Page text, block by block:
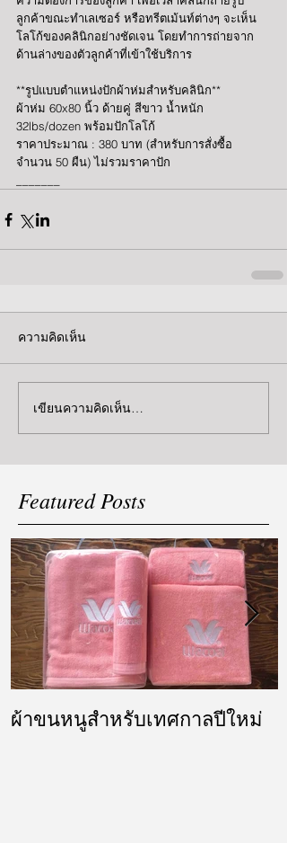
ลูกค้าขณะทำเลเซอร์ หรือทรีตเม้นท์ต่างๆ จะเห็น
โลโก้ของคลินิกอย่างชัดเจน โดยทำการถ่ายจาก
ด้านล่างของตัวลูกค้าที่เข้าใช้บริการ
**รูปแบบตำแหน่งปักผ้าห่มสำหรับคลินิก**
ผ้าห่ม 60x80 นิ้ว ด้ายคู่ สีขาว น้ำหนัก
32lbs/dozen พร้อมปักโลโก้
ราคาประมาณ : 380 บาท (สำหรับการสั่งซื้อ
จำนวน 50 ผืน) ไม่รวมราคาปัก
ความคิดเห็น
เขียนความคิดเห็น…
Featured Posts
ผ้าขนหนูสำหรับเทศกาลปีใหม่